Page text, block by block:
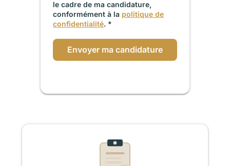
le cadre de ma candidature,
conformément à la politique de
confidentialité. *
Envoyer ma candidature